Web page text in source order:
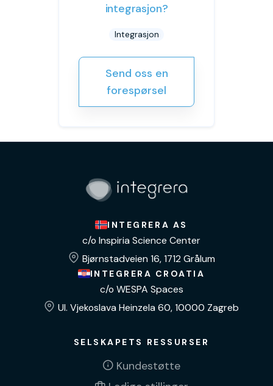
integrasjon?
Integrasjon
Send oss en
forespørsel
INTEGRERA AS
c/o Inspiria Science Center
Bjørnstadveien 16, 1712 Grålum
INTEGRERA CROATIA
c/o WESPA Spaces
Ul. Vjekoslava Heinzela 60, 10000 Zagreb
SELSKAPETS RESSURSER
Kundestøtte